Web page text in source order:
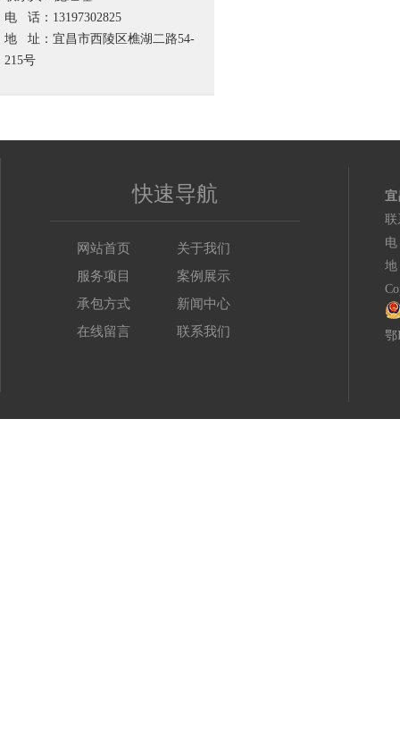
电 话：13197302825
地 址：宜昌市西陵区樵湖二路54-
215号
快速导航
网站首页
关于我们
服务项目
案例展示
承包方式
新闻中心
在线留言
联系我们
宜
联
地
鄂